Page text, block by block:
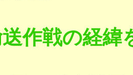
作戦の経緯